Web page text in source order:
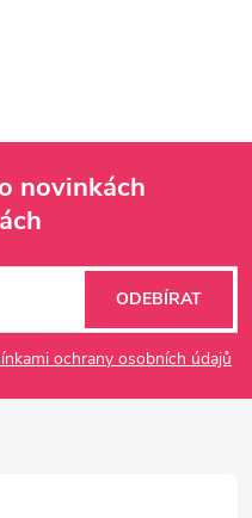
novinkách
ochrany osobních údajů
ODEBÍRAT